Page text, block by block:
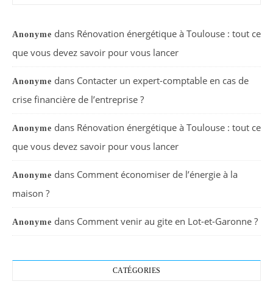
Anonyme dans Rénovation énergétique à Toulouse : tout ce
que vous devez savoir pour vous lancer
Anonyme dans Contacter un expert-comptable en cas de
crise financière de l’entreprise ?
Anonyme dans Rénovation énergétique à Toulouse : tout ce
que vous devez savoir pour vous lancer
Anonyme dans Comment économiser de l’énergie à la
maison ?
Anonyme dans Comment venir au gite en Lot-et-Garonne ?
CATÉGORIES